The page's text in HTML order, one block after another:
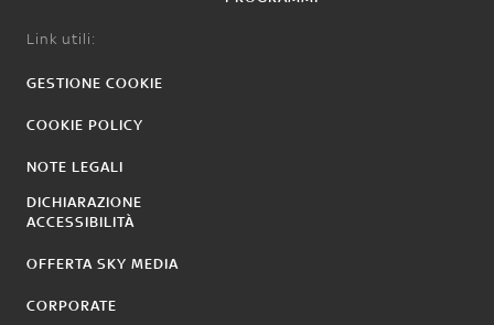
Link utili:
GESTIONE COOKIE
COOKIE POLICY
NOTE LEGALI
DICHIARAZIONE
ACCESSIBILITÀ
OFFERTA SKY MEDIA
CORPORATE